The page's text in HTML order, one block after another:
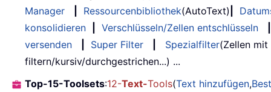
Manager
Ressourcenbibliothek(AutoText)
konsolidieren
Verschlüsseln/Zellen entschlüsseln
versenden
Super Filter Spezialfilter(Zellen
filtern/kursiv/durchgestrichen...) ...
Top-15-Toolsets:12-Text-Tools(Text hinzufügen,